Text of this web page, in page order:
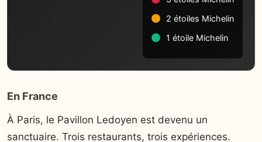
2 étoiles Michelin
1 étoile Michelin
En France
À Paris, le Pavillon Ledoyen est devenu un
sanctuaire. Trois restaurants, trois expériences.